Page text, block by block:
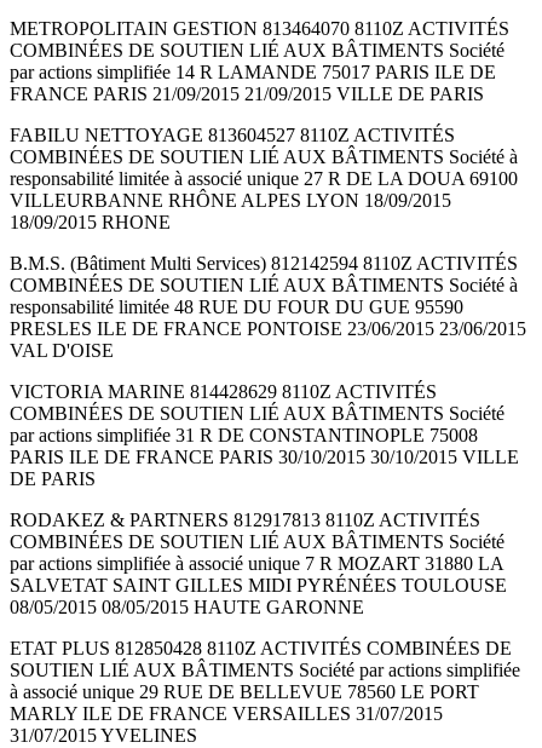
METROPOLITAIN GESTION 813464070 8110Z ACTIVITÉS
COMBINÉES DE SOUTIEN LIÉ AUX BÂTIMENTS Société
par actions simplifiée 14 R LAMANDE 75017 PARIS ILE DE
FRANCE PARIS 21/09/2015 21/09/2015 VILLE DE PARIS
FABILU NETTOYAGE 813604527 8110Z ACTIVITÉS
COMBINÉES DE SOUTIEN LIÉ AUX BÂTIMENTS Société à
responsabilité limitée à associé unique 27 R DE LA DOUA 69100
VILLEURBANNE RHÔNE ALPES LYON 18/09/2015
18/09/2015 RHONE
B.M.S. (Bâtiment Multi Services) 812142594 8110Z ACTIVITÉS
COMBINÉES DE SOUTIEN LIÉ AUX BÂTIMENTS Société à
responsabilité limitée 48 RUE DU FOUR DU GUE 95590
PRESLES ILE DE FRANCE PONTOISE 23/06/2015 23/06/2015
VAL D'OISE
VICTORIA MARINE 814428629 8110Z ACTIVITÉS
COMBINÉES DE SOUTIEN LIÉ AUX BÂTIMENTS Société
par actions simplifiée 31 R DE CONSTANTINOPLE 75008
PARIS ILE DE FRANCE PARIS 30/10/2015 30/10/2015 VILLE
DE PARIS
RODAKEZ & PARTNERS 812917813 8110Z ACTIVITÉS
COMBINÉES DE SOUTIEN LIÉ AUX BÂTIMENTS Société
par actions simplifiée à associé unique 7 R MOZART 31880 LA
SALVETAT SAINT GILLES MIDI PYRÉNÉES TOULOUSE
08/05/2015 08/05/2015 HAUTE GARONNE
ETAT PLUS 812850428 8110Z ACTIVITÉS COMBINÉES DE
SOUTIEN LIÉ AUX BÂTIMENTS Société par actions simplifiée
à associé unique 29 RUE DE BELLEVUE 78560 LE PORT
MARLY ILE DE FRANCE VERSAILLES 31/07/2015
31/07/2015 YVELINES